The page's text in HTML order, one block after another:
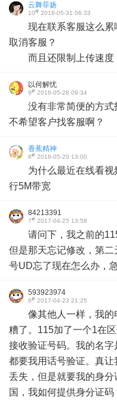
云舞菲扬
10# 2018-05-31 06:33
现在联系客服这么
取消客服？
而且还限制上传速度
以何解忧
9# 2018-05-28 09:34
没有非常简便的方
不希望客户找客服啊？
香蕉精神
8# 2018-05-20 13:00
为什么最近在线看
行5M带宽
84213391
7# 2017-04-25 13:58
请问下，我之前的
但是那天忘记修改，第
号UD忘了现在怎么办，急
593923974
6# 2017-04-23 21:25
像其他人一样，我
糟了。115加了一个1在
接收验证号码。我的名
都要我用话号验证。真
丢失，但是就要我的身
国，我如何提供身分证码